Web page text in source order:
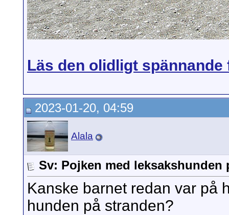
Läs den olidligt
2023-01-20, 04:59
Alala
Sv: Pojken med leksakshunden
Kanske barnet redan var på
hunden på stranden?